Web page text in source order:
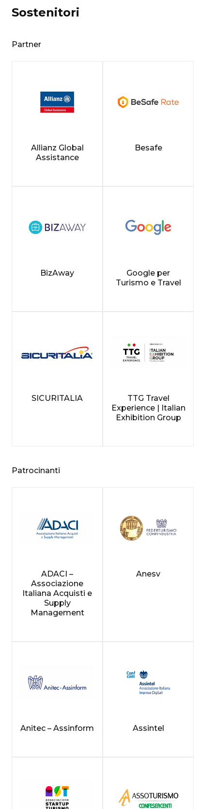
Sostenitori
Partner
Allianz Global
Assistance
Besafe
BizAway
Google per
Turismo e Travel
SICURITALIA
TTG Travel
Experience | Italian
Exhibition Group
Patrocinanti
ADACI –
Associazione
Italiana Acquisti e
Supply
Management
Anesv
Anitec – Assinform Assintel